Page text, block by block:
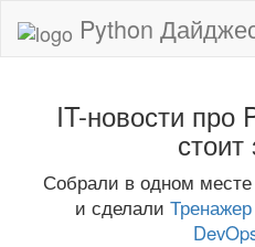
Python
IT-новости про
стоит
Собрали в одном
и сделали